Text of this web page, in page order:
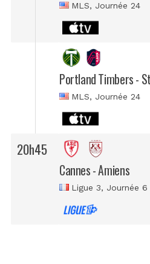
MLS, Journée 24
Portland Timbers -
MLS, Journée 24
20h45
Cannes - Amiens
Ligue 3, Journée 6